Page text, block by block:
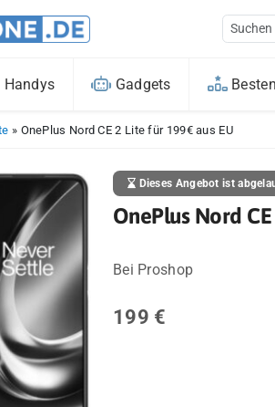
Handys Gadgets
» OnePlus Nord CE 2 Lite für 199€ aus EU
Dieses Angebot ist
OnePlus Nord
Bei Proshop
199 €